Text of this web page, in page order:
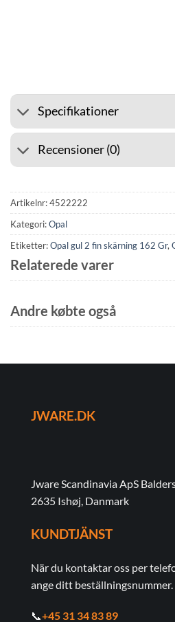
Specifikationer
Recensioner (0)
Artikelnr:4522222
Kategori:Opal
Etiketter:Opal gul 2 fin skärning 162 Gr,
Relaterede varer
Andre købte også
JWARE.DK
Jware Scandinavia ApS
2635 Ishøj, Danmark
KUNDTJÄNST
När du kontaktar oss per
ange ditt beställningsnummer.
📞+45 31 34 83 89